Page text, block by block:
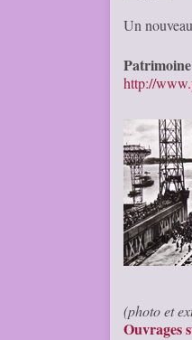
Un
http://
(photo et
Ouvrages